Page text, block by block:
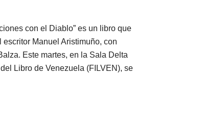
con el Diablo” es un libro que
Manuel Aristimuño, con
Este martes, en la Sala Delta
Libro de Venezuela (FILVEN), se